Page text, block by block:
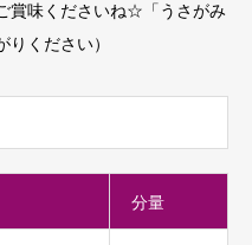
賞味くださいね☆「うさがみ
ください）
分量